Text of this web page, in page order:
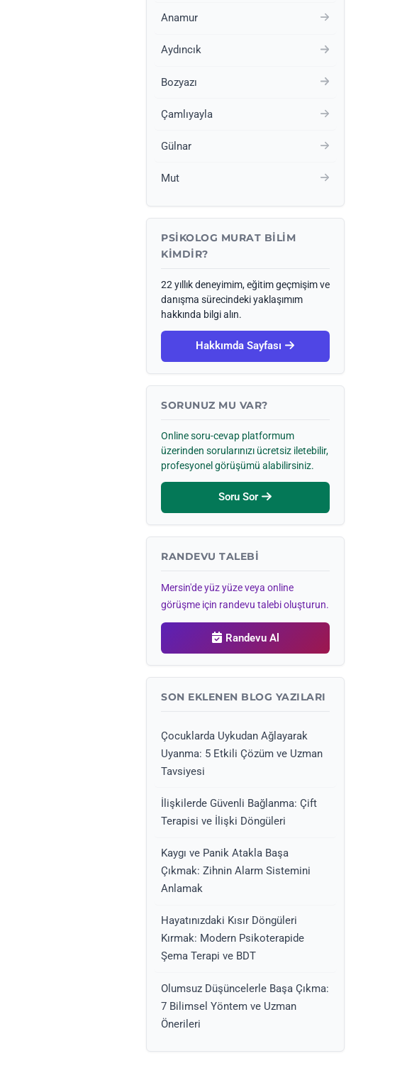
Anamur
Aydıncık
Bozyazı
Çamlıyayla
Gülnar
Mut
PSIKOLOG MURAT BILIM
KIMDIR?
22 yıllık deneyimim, eğitim geçmişim ve
danışma sürecindeki yaklaşımım
hakkında bilgi alın.
Hakkımda Sayfası
SORUNUZ MU VAR?
Online soru-cevap platformum
üzerinden sorularınızı ücretsiz iletebilir,
profesyonel görüşümü alabilirsiniz.
Soru Sor
RANDEVU TALEBI
Mersin'de yüz yüze veya online
görüşme için randevu talebi oluşturun.
Randevu Al
SON EKLENEN BLOG YAZILARI
Çocuklarda Uykudan Ağlayarak
Uyanma: 5 Etkili Çözüm ve Uzman
Tavsiyesi
İlişkilerde Güvenli Bağlanma: Çift
Terapisi ve İlişki Döngüleri
Kaygı ve Panik Atakla Başa
Çıkmak: Zihnin Alarm Sistemini
Anlamak
Hayatınızdaki Kısır Döngüleri
Kırmak: Modern Psikoterapide
Şema Terapi ve BDT
Olumsuz Düşüncelerle Başa Çıkma:
7 Bilimsel Yöntem ve Uzman
Önerileri